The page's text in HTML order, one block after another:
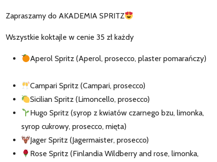
Zapraszamy do AKADEMIA SPRITZ
Wszystkie koktajle w cenie 35 zł każdy
Aperol Spritz (Aperol, prosecco, plaster pomarańczy)
Campari Spritz (Campari, prosecco)
Sicilian Spritz (Limoncello, prosecco)
Hugo Spritz (syrop z kwiatów czarnego bzu, limonka,
syrop cukrowy, prosecco, mięta)
Jager Spritz (Jagermaister, prosecco)
Rose Spritz (Finlandia Wildberry and rose, limonka,